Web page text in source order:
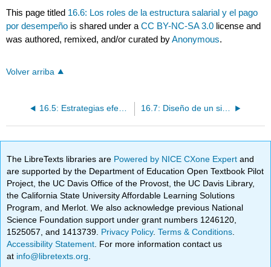
This page titled 16.6: Los roles de la estructura salarial y el pago
por desempeño is shared under aCC BY-NC-SA 3.0 license and
was authored, remixed, and/or curated byAnonymous.
Volver arriba
16.5: Estrategias efectivas de selección y colocación 16.7: Diseño de un sistema de trabajo de alto rendimiento
The LibreTexts libraries are Powered by NICE CXone Expertand
are supported by the Department of Education Open Textbook Pilot
Project, the UC Davis Office of the Provost, the UC Davis Library,
the California State University Affordable Learning Solutions
Program, and Merlot. We also acknowledge previous National
Science Foundation support under grant numbers 1246120,
1525057, and 1413739. Privacy Policy.Terms & Conditions
Accessibility Statement . For more information contact us
at info@libretexts.org